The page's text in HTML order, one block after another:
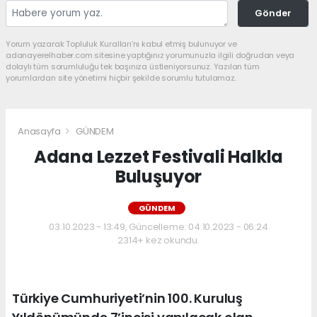
Gönder
Yorum yazarak Topluluk Kuralları’nı kabul etmiş bulunuyor ve
adanayerelhaber.com sitesine yaptığınız yorumunuzla ilgili doğrudan veya
dolaylı tüm sorumluluğu tek başınıza üstleniyorsunuz. Yazılan tüm
yorumlardan site yönetimi hiçbir şekilde sorumlu tutulamaz.
Anasayfa GÜNDEM
Adana Lezzet Festivali Halkla
Buluşuyor
GÜNDEM
03.10.2023 - 13:49, Güncelleme: 04.10.2023 - 06:24
2314+ kez okundu.
Türkiye Cumhuriyeti’nin 100. Kuruluş